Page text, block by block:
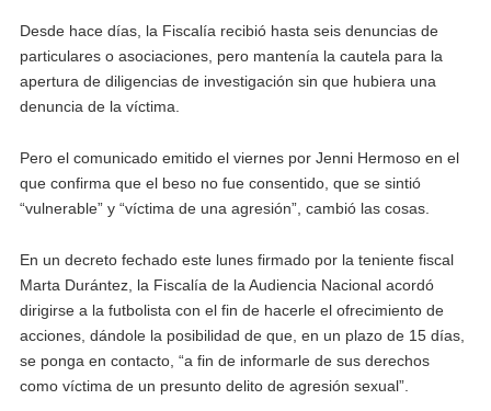
Desde hace días, la Fiscalía recibió hasta seis denuncias de
particulares o asociaciones, pero mantenía la cautela para la
apertura de diligencias de investigación sin que hubiera una
denuncia de la víctima.
Pero el comunicado emitido el viernes por Jenni Hermoso en el
que confirma que el beso no fue consentido, que se sintió
“vulnerable” y “víctima de una agresión”, cambió las cosas.
En un decreto fechado este lunes firmado por la teniente fiscal
Marta Durántez, la Fiscalía de la Audiencia Nacional acordó
dirigirse a la futbolista con el fin de hacerle el ofrecimiento de
acciones, dándole la posibilidad de que, en un plazo de 15 días,
se ponga en contacto, “a fin de informarle de sus derechos
como víctima de un presunto delito de agresión sexual”.